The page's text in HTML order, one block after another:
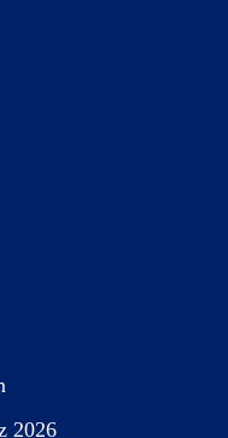
2026